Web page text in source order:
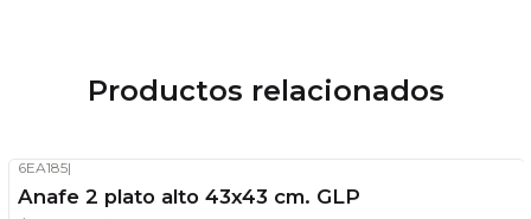
Productos relacionados
OFF
Stock disponible
6EA185|
Anafe 2 plato alto 43x43 cm. GLP